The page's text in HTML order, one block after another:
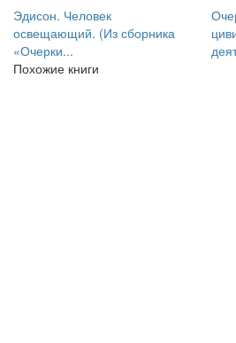
Эдисон. Человек
освещающий. (Из сборника
«Очерки...
Похожие книги